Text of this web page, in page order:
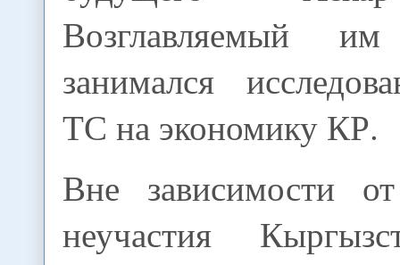
Возглавляемый
занимался
ТС на экономику КР.
Вне зависимости
неучастия